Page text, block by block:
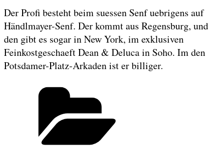
Der Profi besteht beim suessen Senf uebrigens auf
Händlmayer-Senf. Der kommt aus Regensburg, und
den gibt es sogar in New York, im exklusiven
Feinkostgeschaeft Dean & Deluca in Soho. Im den
Potsdamer-Platz-Arkaden ist er billiger.